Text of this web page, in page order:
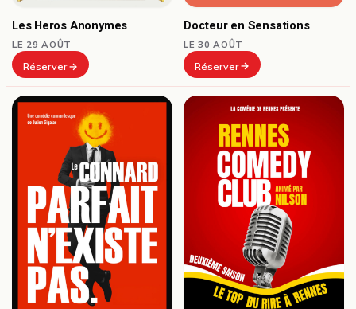
Les Heros Anonymes
LE 29 AOÛT
Réserver
Docteur en Sensations
LE 30 AOÛT
Réserver